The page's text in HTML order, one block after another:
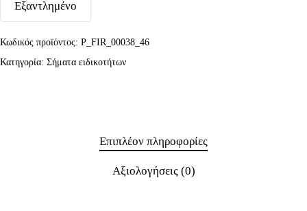
Εξαντλημένο
Κωδικός προϊόντος: P_FIR_00038_46
Κατηγορία: Σήματα ειδικοτήτων
Επιπλέον πληροφορίες
Αξιολογήσεις (0)